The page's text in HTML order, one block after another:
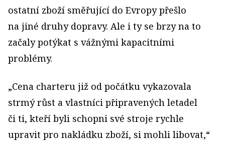
ostatní zboží směřující do Evropy přešlo
na jiné druhy dopravy. Ale i ty se brzy na to
začaly potýkat s vážnými kapacitními
problémy.
„Cena charteru již od počátku vykazovala
strmý růst a vlastníci připravených letadel
či ti, kteří byli schopni své stroje rychle
upravit pro nakládku zboží, si mohli libovat,“